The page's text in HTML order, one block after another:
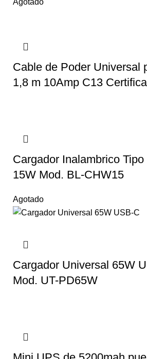
Cable de Poder Universal
1,8 m 10Amp C13
Cargador Inalambrico
15W Mod. BL-CHW15
Agotado
Cargador Universal 65W
Mod. UT-PD65W